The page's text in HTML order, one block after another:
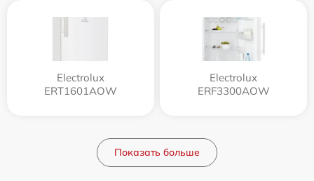
Electrolux
ERT1601AOW
Electrolux
ERF3300AOW
Показать больше